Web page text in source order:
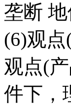
垄断
(6)观
观点(
件下，